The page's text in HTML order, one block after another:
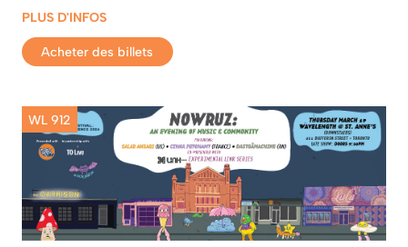
PLUS D'INFOS
Acheter des billets
WL 912